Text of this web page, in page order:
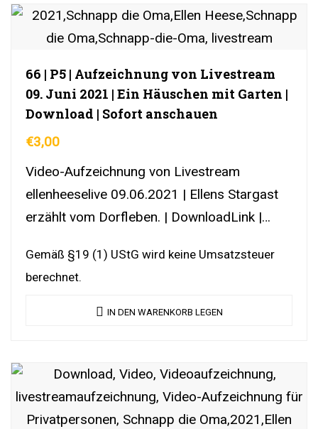
66 | P5 | Aufzeichnung von Livestream
09. Juni 2021 | Ein Häuschen mit Garten |
Download | Sofort anschauen
€3,00
Video-Aufzeichnung von Livestream
ellenheeselive 09.06.2021 | Ellens Stargast
erzählt vom Dorfleben. | DownloadLink |
Gemäß §19 (1) UStG wird keine Umsatzsteuer
berechnet.
IN DEN WARENKORB LEGEN